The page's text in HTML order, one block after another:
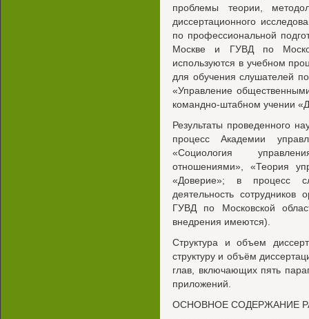
проблемы теории,
диссертационного
по профессиональной
Москве и ГУВД по
используются в учебном
для обучения слушателей
«Управление
командно-штабном учении
Результаты проведенного
процесс Академии
«Социология
отношениями», «Теория
«Доверие»; в процесс
деятельность
ГУВД по Московской
внедрения имеются).
Структура и объем
структуру и объём
глав, включающих пять
приложений.
ОСНОВНОЕ СОДЕРЖАНИЕ